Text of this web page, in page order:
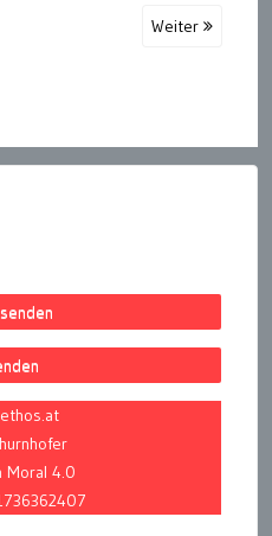
Weiter
Moral 4.0